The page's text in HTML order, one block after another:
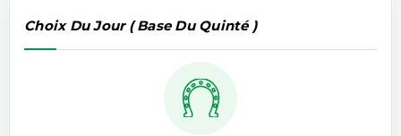
Choix Du Jour ( Base Du Quinté )